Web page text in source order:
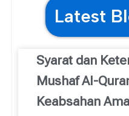
Latest
Syarat dan
Mushaf Al-
Keabsahan